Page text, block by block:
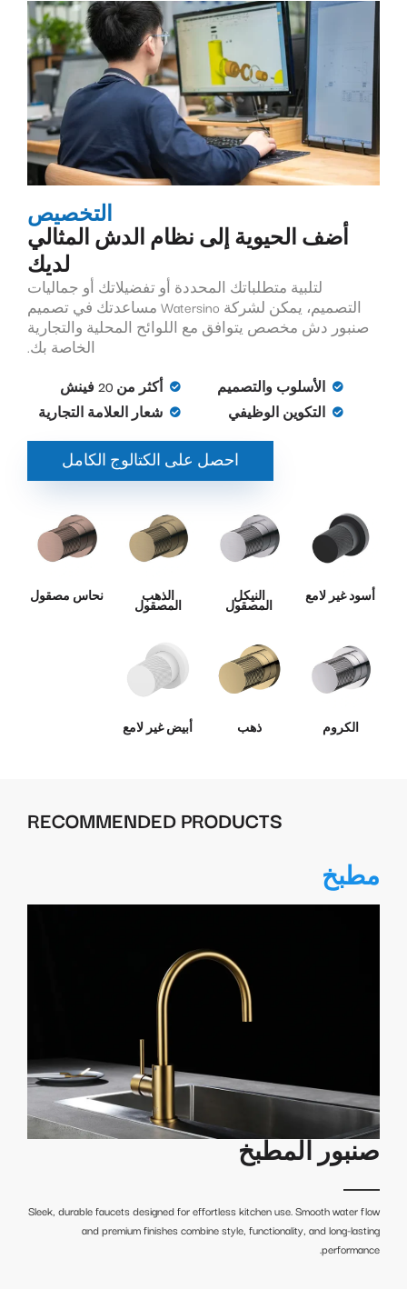
التخصيص
أضف الحيوية إلى نظام الدش المثالي
لديك
لتلبية متطلباتك المحددة أو تفضيلاتك أو جماليات
التصميم، يمكن لشركة Watersino مساعدتك في تصميم
صنبور دش مخصص يتوافق مع اللوائح المحلية والتجارية
الخاصة بك.
الأسلوب والتصميم
التكوين الوظيفي
أكثر من 20 فينش
شعار العلامة التجارية
احصل على الكتالوج الكامل
أسود غير لامع النيكل
المصقول
الذهب
المصقول
نحاس مصقول
الكروم ذهب أبيض غير لامع
RECOMMENDED PRODUCTS
مطبخ
صنبور المطبخ
Sleek, durable faucets designed for effortless kitchen use. Smooth water flow
and premium finishes combine style, functionality, and long-lasting
performance.